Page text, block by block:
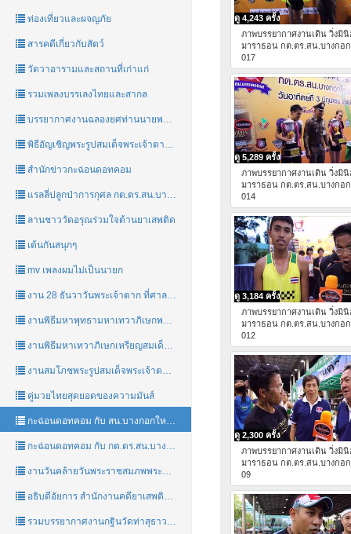
ท่องเที่ยวและผจญภัย
สารคดีเกี่ยวกับสัตว์
วัดวาอารามและสถานที่เก่าแก่
รวมเพลงบรรเลงไทยและสากล
บรรยากาศงานฉลองยศท่านนายพลคนใหม่ พลตรี โกศล ชูใจ
พิธีอัญเชิญพระรูปสมเด็จพระเจ้าตากสินมหาราชชาววัดอรุณ
สำนักข่าวกะฉ่อนดอทคอม
แรลลี่ปลูกป่าการกุศล กต.ตร.สน.บางกอกใหญ่ กรุงเทพ-กาญจนบุรี
ลานชาววัดอรุณร่วมใจต้านยาเสพติด
เต้นกันสนุกๆ
mv เพลงผมไม่เป็นนายก
งาน 28 ธันวาวันพระเจ้าตาก ที่ศาลสมเด็จพระเจ้าตากสินมหาราชชาววัดอรุณ
งานพิธีมหาพุทธามหาเทวาภิเษกพระรูปสมเด็จพระเจ้าตากสินมหาราชชาววัดอรุณ
งานพิธีมหาเทวาภิเษกเหรียญสมเด็จพระเจ้าตากสินมหาราชชาววัดอรุณ
งานสมโภชพระรูปสมเด็จพระเจ้าตากสินมหาราชชาววัดอรุณที่วัดอรุณ
คู่มวยไทยสุดยอดของความมันส์
กะฉ่อนดอทคอม กับ สน.บางกอกใหญ่ และคณะทำงาน กต.ตร.สน.บางกอกใหญ่
กะฉ่อนดอทคอม กับ กต.ตร.สน.บางกอกใหญ่
งานวันคล้ายวันพระราชสมภพพระบาทสมเด็จพระเจ้าตากสินมหาราช 17 เมษายน 2559
อธิบดีอัยการ สำนักงานคดียาเสพติด ท่านพิทักษ์ อบสุวรรณ
รวมบรรยากาศงานกฐินวัดท่าสุธาวาส(ผีมด)โดยท่าน พ.ต.อ.เมธี รักพันธุ์
ดู 4,243 ครั้ง
ภาพบรรยากาศงานเดิน วิ่งมิ
มาราธอน กต.ตร.สน.บางกอ
017
ดู 5,289 ครั้ง
ภาพบรรยากาศงานเดิน วิ่งมิ
มาราธอน กต.ตร.สน.บางกอ
014
ดู 3,184 ครั้ง
ภาพบรรยากาศงานเดิน วิ่งมิ
มาราธอน กต.ตร.สน.บางกอ
012
ดู 2,300 ครั้ง
ภาพบรรยากาศงานเดิน วิ่งมิ
มาราธอน กต.ตร.สน.บางกอ
09